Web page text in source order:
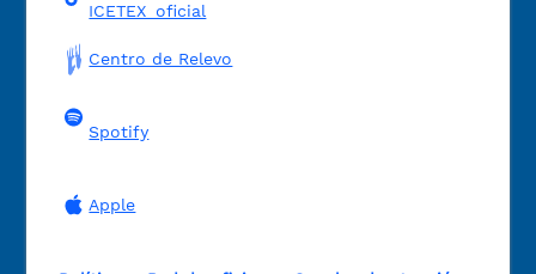
ICETEX_oficial
Centro de Relevo
Spotify
Apple